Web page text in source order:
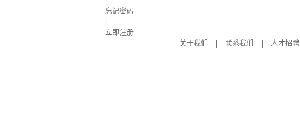
忘记密码
立即注册
关于我们
联系我们 人才招聘